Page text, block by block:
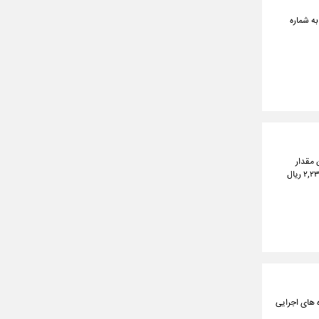
شماره
مقدار
۲۸۱,۰۵۰,۰۰۰ ریال و در کمترین مقدار ۲۷۹,۳۳۰,۰۰۰ ریال معامله شد. طلا آبشده نقدی به نسبت روز گذشته ۲,۲۳۰,۰۰۰ ریال
دستگاه های اجرایی